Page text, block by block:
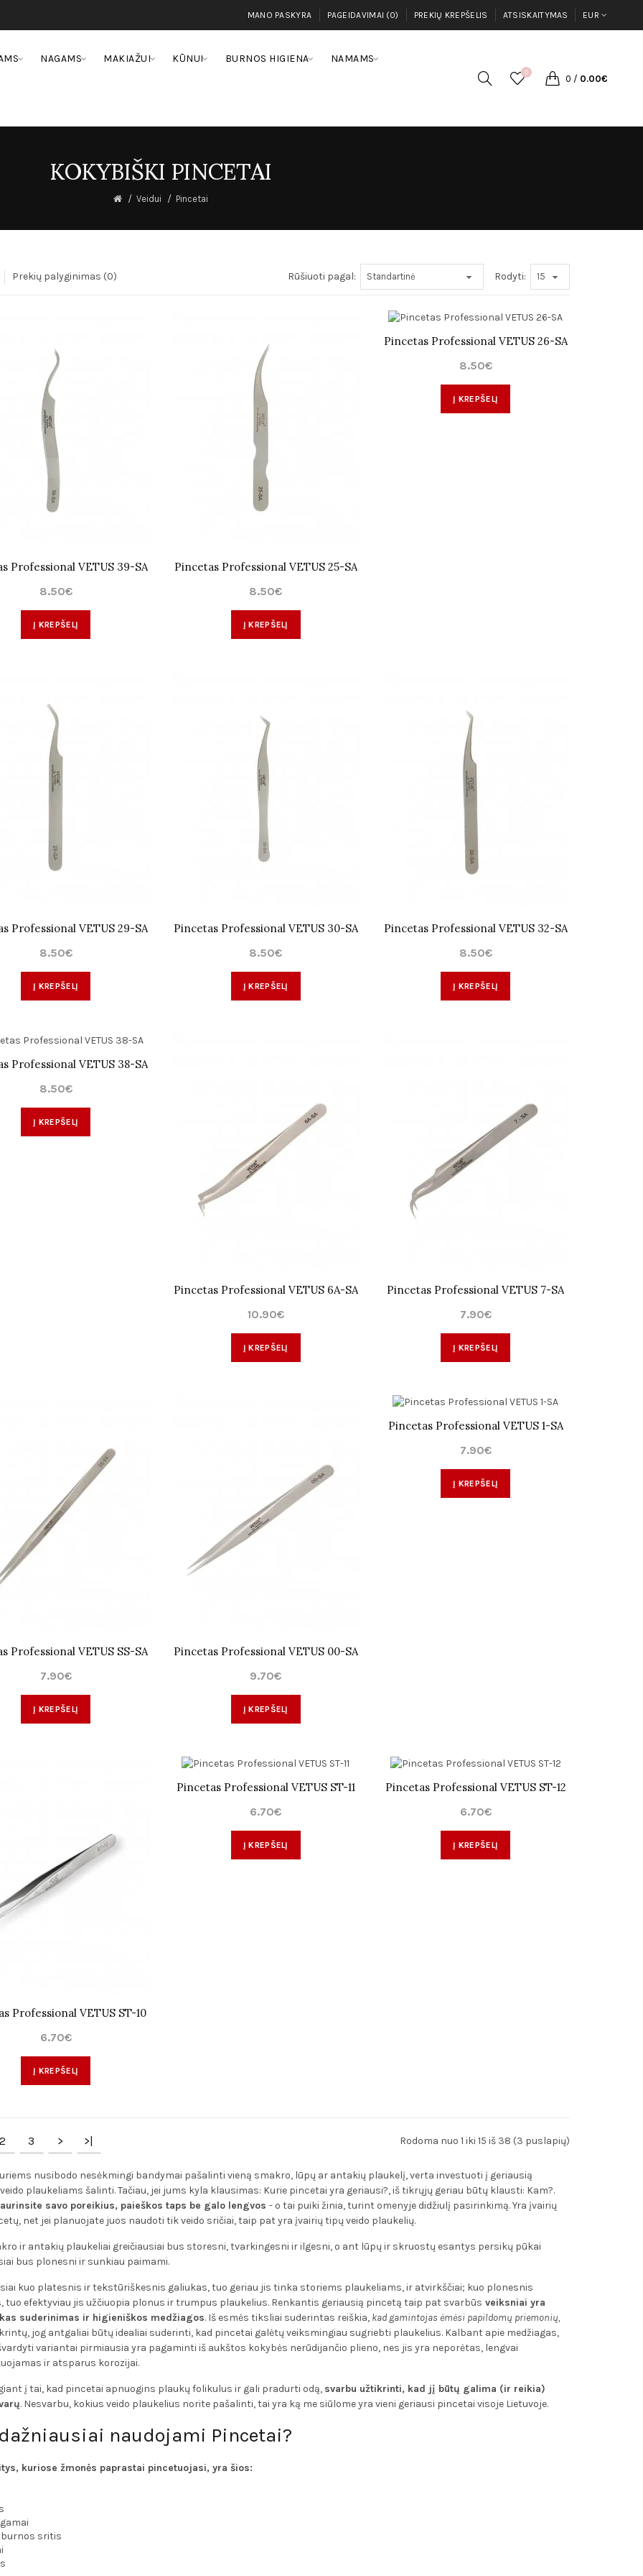
MANO PASKYRA PAGEIDAVIMAI (0) PREKIŲ KREPŠELIS ATSISKAITYMAS EUR
NAGAMS MAKIAŽUI KŪNUI BURNOS HIGIENA NAMAMS
0
0 / 0.00€
KOKYBIŠKI PINCETAI
Veidui Pincetai
Prekių palyginimas (0) Rūšiuoti pagal: Rodyti:
Professional VETUS 39-SA
8.50€
Į KREPŠELĮ
Pincetas Professional VETUS 25-SA
8.50€
Į KREPŠELĮ
Pincetas Professional VETUS 26-SA
8.50€
Į KREPŠELĮ
Professional VETUS 29-SA
8.50€
Į KREPŠELĮ
Pincetas Professional VETUS 30-SA
8.50€
Į KREPŠELĮ
Pincetas Professional VETUS 32-SA
8.50€
Į KREPŠELĮ
Professional VETUS 38-SA
8.50€
Į KREPŠELĮ
Pincetas Professional VETUS 6A-SA
10.90€
Į KREPŠELĮ
Pincetas Professional VETUS 7-SA
7.90€
Į KREPŠELĮ
Professional VETUS SS-SA
7.90€
Į KREPŠELĮ
Pincetas Professional VETUS 00-SA
9.70€
Į KREPŠELĮ
Pincetas Professional VETUS 1-SA
7.90€
Į KREPŠELĮ
Professional VETUS ST-10
6.70€
Į KREPŠELĮ
Pincetas Professional VETUS ST-11
6.70€
Į KREPŠELĮ
Pincetas Professional VETUS ST-12
6.70€
Į KREPŠELĮ
2 3 > >| Rodoma nuo 1 iki 15 iš 38 (3 puslapių)
nusibodo nesėkmingi bandymai pašalinti vieną smakro, lūpų ar antakių plaukelį, verta investuoti į geriausią
plaukeliams šalinti. Tačiau, jei jums kyla klausimas: Kurie pincetai yra geriausi?, iš tikrųjų geriau būtų klausti: Kam?.
savo poreikius, paieškos taps be galo lengvos - o tai puiki žinia, turint omenyje didžiulį pasirinkimą. Yra įvairių
net jei planuojate juos naudoti tik veido sričiai, taip pat yra įvairių tipų veido plaukelių.
ir antakių plaukeliai greičiausiai bus storesni, tvarkingesni ir ilgesni, o ant lūpų ir skruostų esantys persikų pūkai
bus plonesni ir sunkiau paimami.
kuo platesnis ir tekstūriškesnis galiukas, tuo geriau jis tinka storiems plaukeliams, ir atvirkščiai; kuo plonesnis
tuo efektyviau jis užčiuopia plonus ir trumpus plaukelius. Renkantis geriausią pincetą taip pat svarbūs veiksniai yra
suderinimas ir higieniškos medžiagos. Iš esmės tiksliai suderintas reiškia,kad gamintojas ėmėsi papildomų priemonių,
jog antgaliai būtų idealiai suderinti, kad pincetai galėtų veiksmingiau sugriebti plaukelius. Kalbant apie medžiagas,
variantai pirmiausia yra pagaminti iš aukštos kokybės nerūdijančio plieno, nes jis yra neporėtas, lengvai
ir atsparus korozijai.
į tai, kad pincetai apnuogins plaukų folikulus ir gali pradurti odą, svarbu užtikrinti, kad jį būtų galima (ir reikia)
. Nesvarbu, kokius veido plaukelius norite pašalinti, tai yra ką me siūlome yra vieni geriausi pincetai visoje Lietuvoje.
naudojami Pincetai?
kuriose žmonės paprastai pincetuojasi, yra šios:
burnos sritis